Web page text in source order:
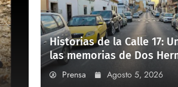
Historias de la Calle 17:
las memorias de Dos
Prensa Agosto 5, 2026